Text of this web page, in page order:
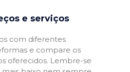
e serviços
com diferentes
e compare os
oferecidos. Lembre-se